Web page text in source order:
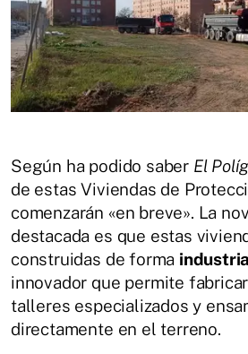
Según ha podido saber El
de estas Viviendas de
comenzarán «en breve». La
destacada es que estas
construidas de forma
innovador que permite
talleres especializados y
directamente en el terreno.